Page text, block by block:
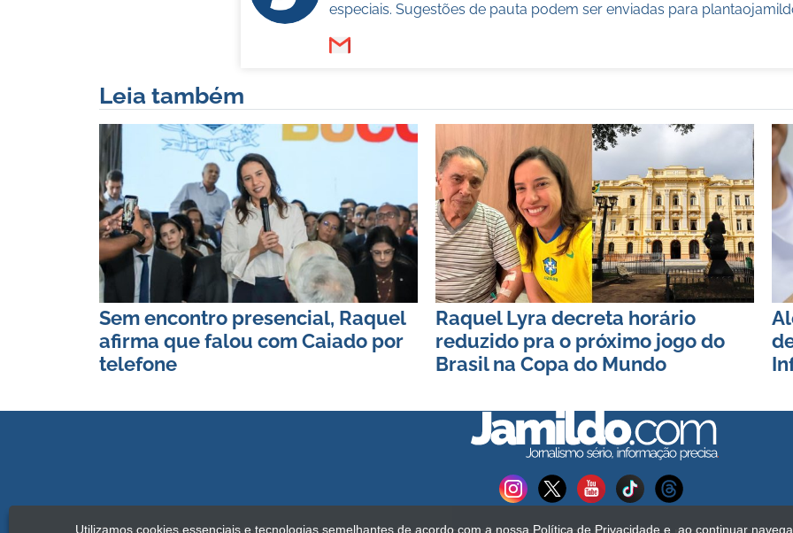
especiais. Sugestões de pauta podem ser enviadas para
Leia também
Sem encontro presencial, Raquel
afirma que falou com Caiado por
telefone
Raquel Lyra decreta horário
reduzido pra o próximo jogo do
Brasil na Copa do Mundo
Utilizamos cookies essenciais e tecnologias semelhantes de acordo com a nossa Política de Privacidade e, ao continuar